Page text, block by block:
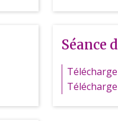
Séance